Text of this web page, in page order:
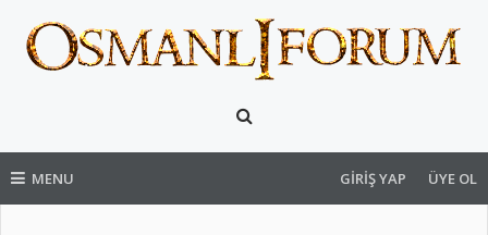
MENU GIRIŞ YAP ÜYE OL